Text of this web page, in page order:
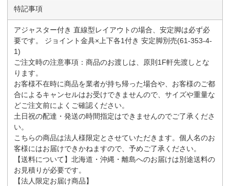
特記事項
アジャスター付き 直線型レイアウトの場合、安定脚は必ず必
要です。 ジョイント金具×上下各1付き 安定脚別売(61-353-4-
1)
ご注文時の注意事項：商品のお渡しは、原則1F軒先渡しとな
ります。
お客様不在時に商品を業者が持ち帰った場合や、お客様のご都
合によるキャンセルはお受けできませんので、サイズや重量な
どご注文前によくご確認ください。
土日祝の配達・発送の時間指定はできませんのでご了承くださ
い。
こちらの商品は法人様限定とさせていただきます。個人名のお
客様にはお届けできかねますので、予めご了承ください。
【送料について】北海道・沖縄・離島へのお届けは別途送料の
お見積りが必要です。
【法人限定お届け商品】